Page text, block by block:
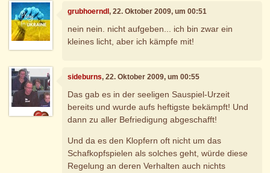
grubhoerndl, 22. Oktober 2009, um 00:51
nein nein. nicht aufgeben... ich bin zwar ein
kleines licht, aber ich kämpfe mit!
sideburns, 22. Oktober 2009, um 00:55
Das gab es in der seeligen Sauspiel-Urzeit
bereits und wurde aufs heftigste bekämpft! Und
dann zu aller Befriedigung abgeschafft!
Und da es den Klopfern oft nicht um das
Schafkopfspielen als solches geht, würde diese
Regelung an deren Verhalten auch nichts